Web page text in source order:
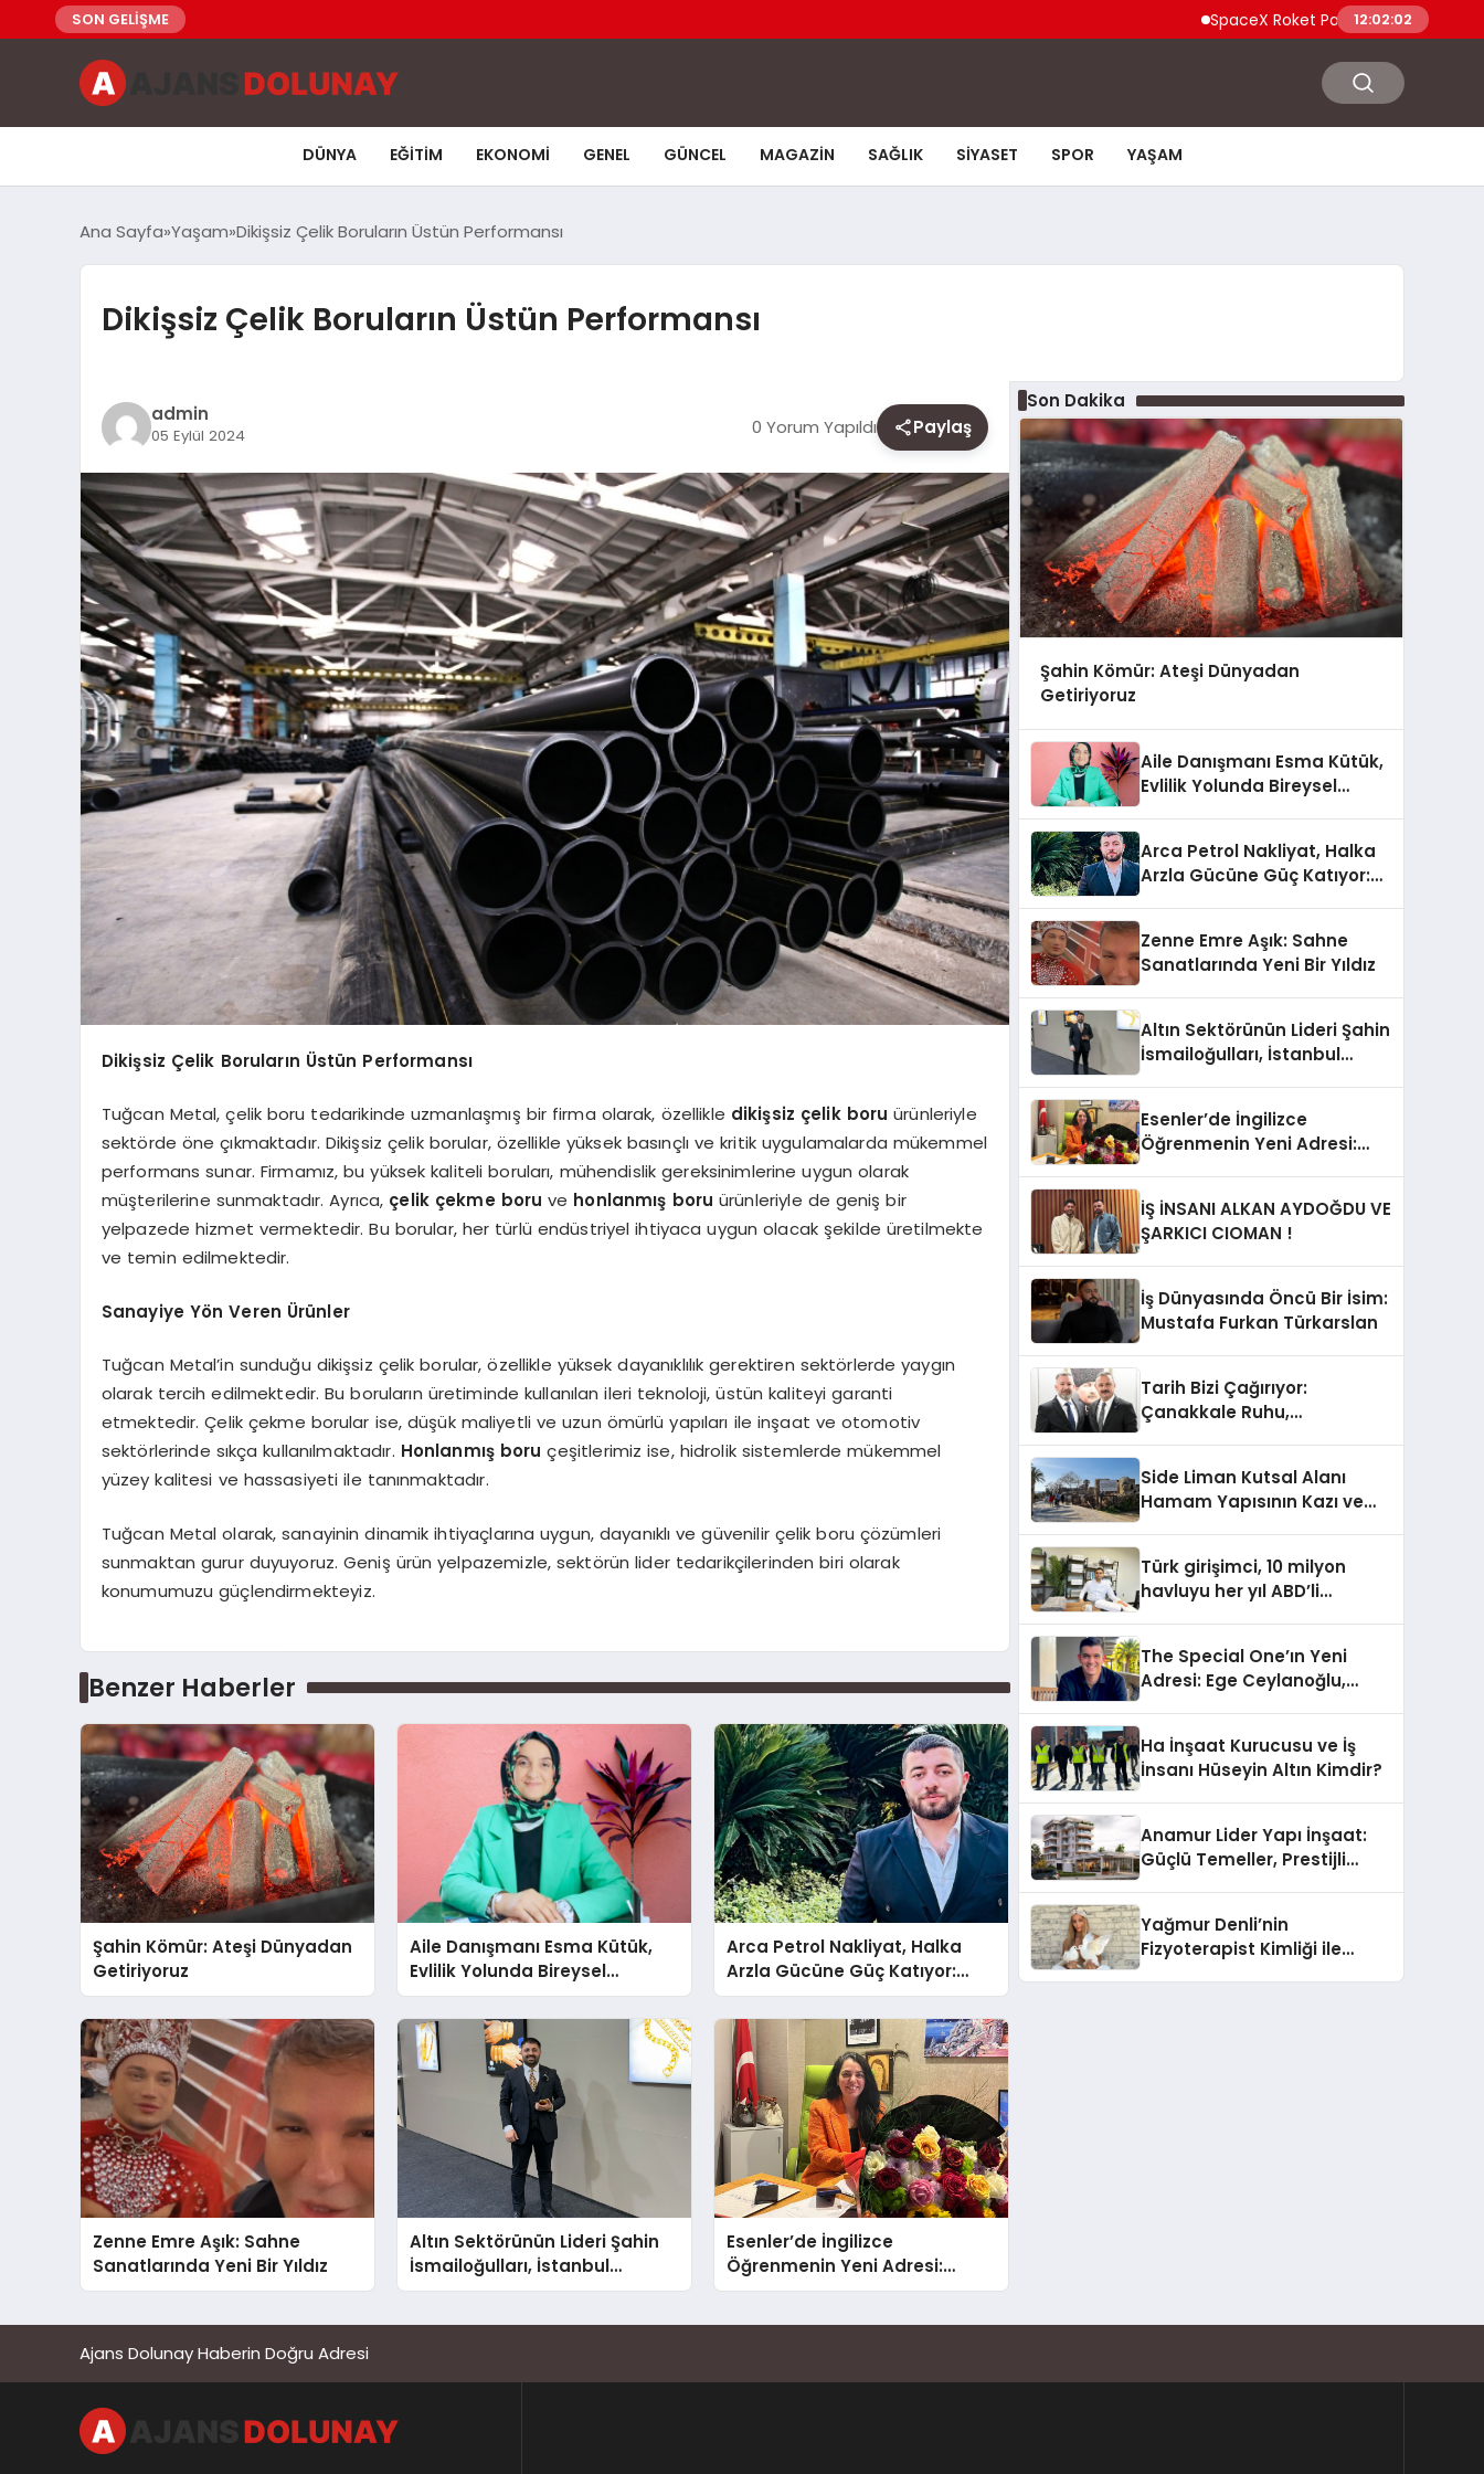
SON GELİŞME SpaceX Roket Parçası Ay’a Çarptı Enkaz
12:02:03
DÜNYA EĞITIM EKONOMI GENEL GÜNCEL MAGAZIN SAĞLIK SIYASET SPOR YAŞAM
Ana Sayfa Yaşam Dikişsiz Çelik Boruların Üstün Performansı
Dikişsiz Çelik Boruların Üstün Performansı
admin
05 Eylül 2024 0 Yorum Yapıldı Paylaş
Dikişsiz Çelik Boruların Üstün Performansı
Tuğcan Metal, çelik boru tedarikinde uzmanlaşmış bir firma olarak, özellikle dikişsiz çelik boru ürünleriyle
sektörde öne çıkmaktadır. Dikişsiz çelik borular, özellikle yüksek basınçlı ve kritik uygulamalarda mükemmel
performans sunar. Firmamız, bu yüksek kaliteli boruları, mühendislik gereksinimlerine uygun olarak
müşterilerine sunmaktadır. Ayrıca, çelik çekme boru ve honlanmış boru ürünleriyle de geniş bir
yelpazede hizmet vermektedir. Bu borular, her türlü endüstriyel ihtiyaca uygun olacak şekilde üretilmekte
ve temin edilmektedir.
Sanayiye Yön Veren Ürünler
Tuğcan Metal’in sunduğu dikişsiz çelik borular, özellikle yüksek dayanıklılık gerektiren sektörlerde yaygın
olarak tercih edilmektedir. Bu boruların üretiminde kullanılan ileri teknoloji, üstün kaliteyi garanti
etmektedir. Çelik çekme borular ise, düşük maliyetli ve uzun ömürlü yapıları ile inşaat ve otomotiv
sektörlerinde sıkça kullanılmaktadır. Honlanmış boru çeşitlerimiz ise, hidrolik sistemlerde mükemmel
yüzey kalitesi ve hassasiyeti ile tanınmaktadır.
Tuğcan Metal olarak, sanayinin dinamik ihtiyaçlarına uygun, dayanıklı ve güvenilir çelik boru çözümleri
sunmaktan gurur duyuyoruz. Geniş ürün yelpazemizle, sektörün lider tedarikçilerinden biri olarak
konumumuzu güçlendirmekteyiz.
Benzer Haberler
Şahin Kömür: Ateşi Dünyadan
Getiriyoruz
Aile Danışmanı Esma Kütük,
Evlilik Yolunda Bireysel
Farkındalığın ve Sınırların
Gücünü Anlatıyor
Arca Petrol Nakliyat, Halka
Arzla Gücüne Güç Katıyor:
Ömer Arca ve Mehmet
Arca’dan Sektöre Güçlü
Yatırım
Zenne Emre Aşık: Sahne
Sanatlarında Yeni Bir Yıldız
Altın Sektörünün Lideri Şahin
İsmailoğulları, İstanbul
Mücevher Fuarı’nda Parladı ￼
Esenler’de İngilizce
Öğrenmenin Yeni Adresi:
Büyük Açılış Fırsatıyla %20
Son Dakika
Şahin Kömür: Ateşi Dünyadan
Getiriyoruz
Aile Danışmanı Esma Kütük,
Evlilik Yolunda Bireysel
Arca Petrol Nakliyat, Halka
Arzla Gücüne Güç Katıyor:
Yatırım
Zenne Emre Aşık: Sahne
Sanatlarında Yeni Bir Yıldız
Altın Sektörünün Lideri Şahin
İsmailoğulları, İstanbul
Esenler’de İngilizce
Öğrenmenin Yeni Adresi:
İŞ İNSANI ALKAN AYDOĞDU VE
ŞARKICI CIOMAN !
İş Dünyasında Öncü Bir İsim:
Mustafa Furkan Türkarslan
Tarih Bizi Çağırıyor:
Çanakkale Ruhu,
Side Liman Kutsal Alanı
Hamam Yapısının Kazı ve
Katkılarıyla Tamamlandı
Türk girişimci, 10 milyon
havluyu her yıl ABD’li
The Special One’ın Yeni
Adresi: Ege Ceylanoğlu,
Geliyor!
Ha İnşaat Kurucusu ve İş
İnsanı Hüseyin Altın Kimdir?
Anamur Lider Yapı İnşaat:
Güçlü Temeller, Prestijli
Yağmur Denli’nin
Fizyoterapist Kimliği ile
Ajans Dolunay Haberin Doğru Adresi